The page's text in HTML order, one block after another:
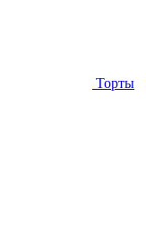
Торты